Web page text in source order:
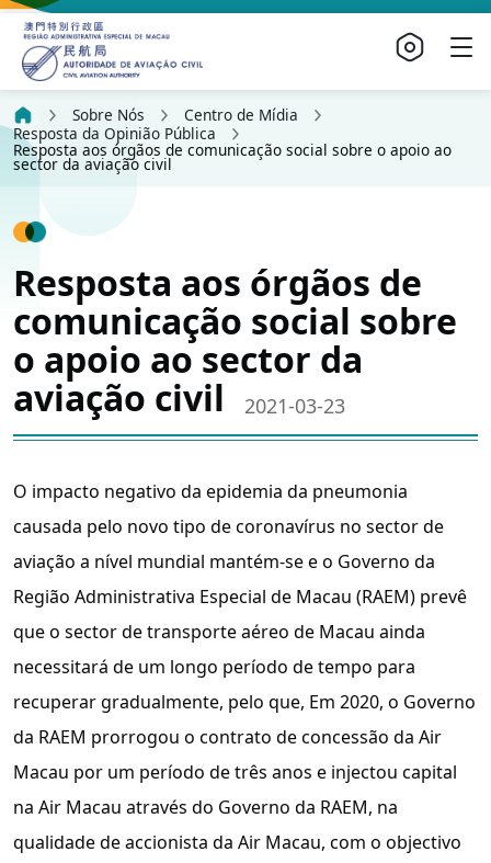
Sobre Nós
Centro de Mídia
Resposta da Opinião Pública
Resposta aos órgãos de comunicação social sobre o apoio ao
sector da aviação civil
Resposta aos órgãos de
comunicação social sobre
o apoio ao sector da
aviação civil
2021-03-23
O impacto negativo da epidemia da pneumonia
causada pelo novo tipo de coronavírus no sector de
aviação a nível mundial mantém-se e o Governo da
Região Administrativa Especial de Macau (RAEM) prevê
que o sector de transporte aéreo de Macau ainda
necessitará de um longo período de tempo para
recuperar gradualmente, pelo que, Em 2020, o Governo
da RAEM prorrogou o contrato de concessão da Air
Macau por um período de três anos e injectou capital
na Air Macau através do Governo da RAEM, na
qualidade de accionista da Air Macau, com o objectivo